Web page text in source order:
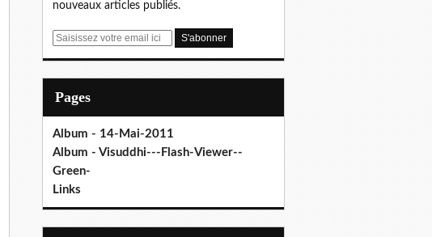
nouveaux articles publiés.
E
Pages
Album - 14-Mai-2011
Album - Visuddhi---Flash-Viewer--
Green-
Links